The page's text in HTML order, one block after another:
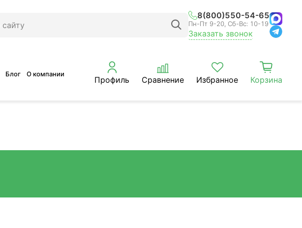
8(800)550-54-65
Пн-Пт 9-20, Сб-Вс: 10-19
Заказать звонок
Блог О компании
Профиль Сравнение Избранное Корзина